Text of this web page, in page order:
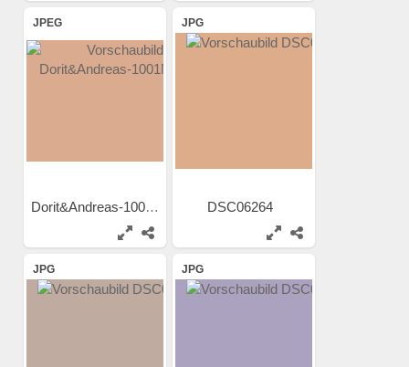
JPEG
Dorit&Andreas-1001Nacht
JPG
DSC06264
JPG JPG